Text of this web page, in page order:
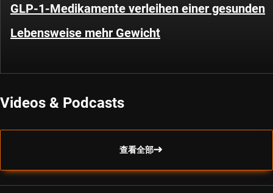
GLP-1-Medikamente verleihen einer gesunden
Lebensweise mehr Gewicht
Videos & Podcasts
查看全部